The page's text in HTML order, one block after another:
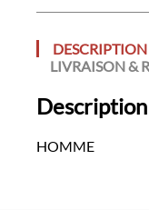
DESCRIPTION
LIVRAISON &
Description
HOMME